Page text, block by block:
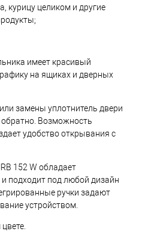
курицу целиком и другие
имеет красивый
на ящиках и дверных
замены уплотнитель двери
обратно. Возможность
удобство открывания с
152 W обладает
подходит под любой дизайн
ручки задают
устройством.